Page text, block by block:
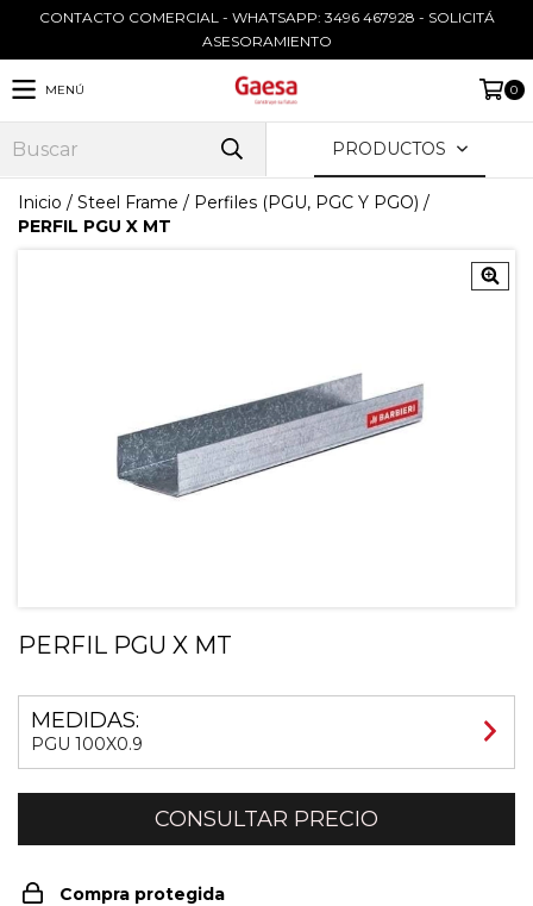
CONTACTO COMERCIAL - WHATSAPP: 3496 467928 - SOLICITÁ
ASESORAMIENTO
MENÚ 0
PRODUCTOS
Inicio / Steel Frame / Perfiles (PGU, PGC Y PGO) /
PERFIL PGU X MT
PERFIL PGU X MT
MEDIDAS:
PGU 100X0.9
Compra protegida